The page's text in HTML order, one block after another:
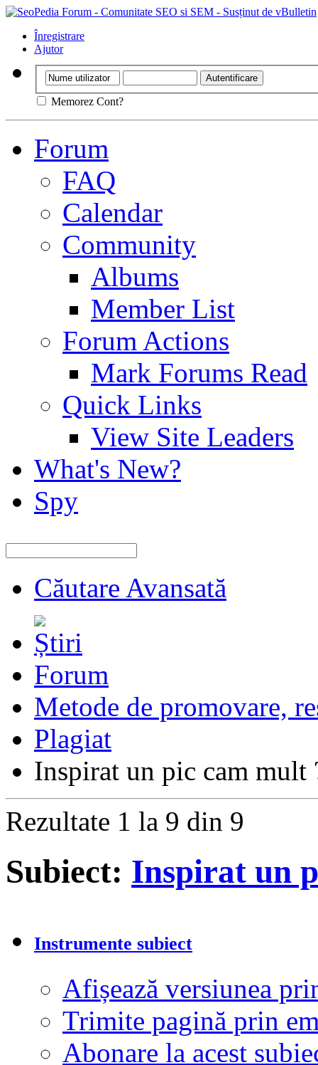
Înregistrare
Ajutor
Memorez Cont?
Forum
FAQ
Calendar
Community
Albums
Member List
Forum Actions
Mark Forums Read
Quick Links
View Site Leaders
What's New?
Spy
Căutare Avansată
Forum
Metode de promovare,
Plagiat
Inspirat un pic cam mult
Rezultate 1 la 9 din 9
Subiect: Inspirat un
Instrumente subiect
Afișează versiunea
Trimite pagină prin
Abonare la acest